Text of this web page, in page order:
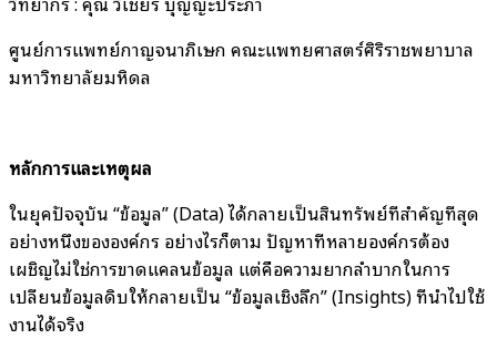
ศูนย์การแพทย์กาญจนาภิเษก คณะแพทยศาสตร์ศิริราชพยาบาล
มหาวิทยาลัยมหิดล
หลักการและเหตุผล
ในยุคปัจจุบัน “ข้อมูล” (Data) ได้กลายเป็นสินทรัพย์ที่สำคัญที่สุด
อย่างหนึ่งขององค์กร อย่างไรก็ตาม ปัญหาที่หลายองค์กรต้อง
เผชิญไม่ใช่การขาดแคลนข้อมูล แต่คือความยากลำบากในการ
เปลี่ยนข้อมูลดิบให้กลายเป็น “ข้อมูลเชิงลึก” (Insights) ที่นำไปใช้
งานได้จริง